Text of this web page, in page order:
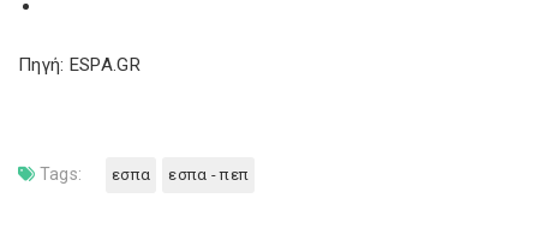
Πηγή: ESPA.GR
Tags: εσπα εσπα - πεπ